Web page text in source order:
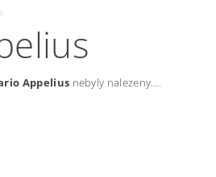
Appelius nebyly nalezeny....